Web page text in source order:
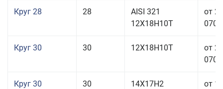
Круг 28 28
AISI 321
12Х18Н10Т
от
Круг 30 30 12Х18Н10Т
от
Круг 30 30 14Х17Н2
от